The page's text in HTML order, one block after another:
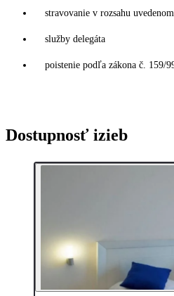
stravovanie v rozsahu
služby delegáta
poistenie podľa zákona č. 159/
Dostupnosť izieb